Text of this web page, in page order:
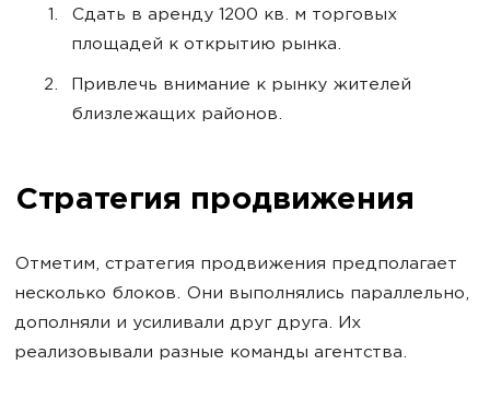
Сдать в аренду 1200 кв. м торговых
площадей к открытию рынка.
Привлечь внимание к рынку жителей
близлежащих районов.
Стратегия продвижения
Отметим, стратегия продвижения предполагает
несколько блоков. Они выполнялись параллельно,
дополняли и усиливали друг друга. Их
реализовывали разные команды агентства.